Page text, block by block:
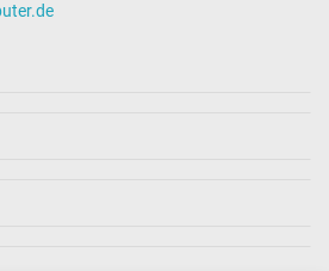
überhitzungsgeschützt